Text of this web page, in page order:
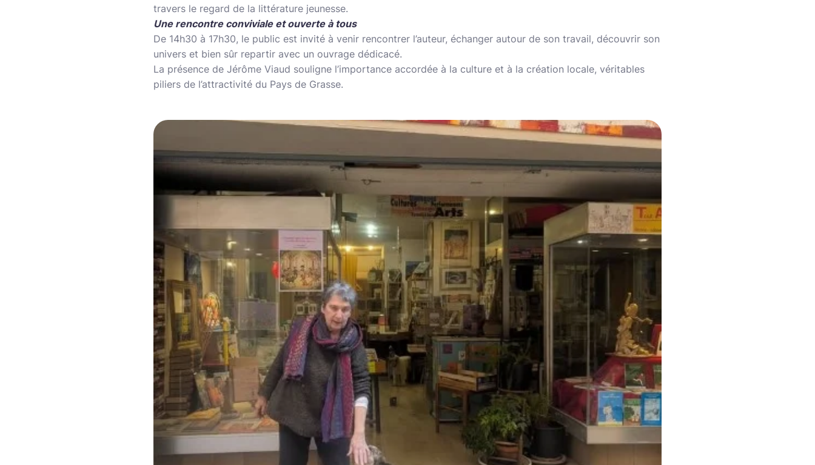
travers le regard de la littérature jeunesse.
Une rencontre conviviale et ouverte à tous
De 14h30 à 17h30, le public est invité à venir rencontrer l’auteur, échanger autour de son travail, découvrir son
univers et bien sûr repartir avec un ouvrage dédicacé.
La présence de Jérôme Viaud souligne l’importance accordée à la culture et à la création locale, véritables
piliers de l’attractivité du Pays de Grasse.